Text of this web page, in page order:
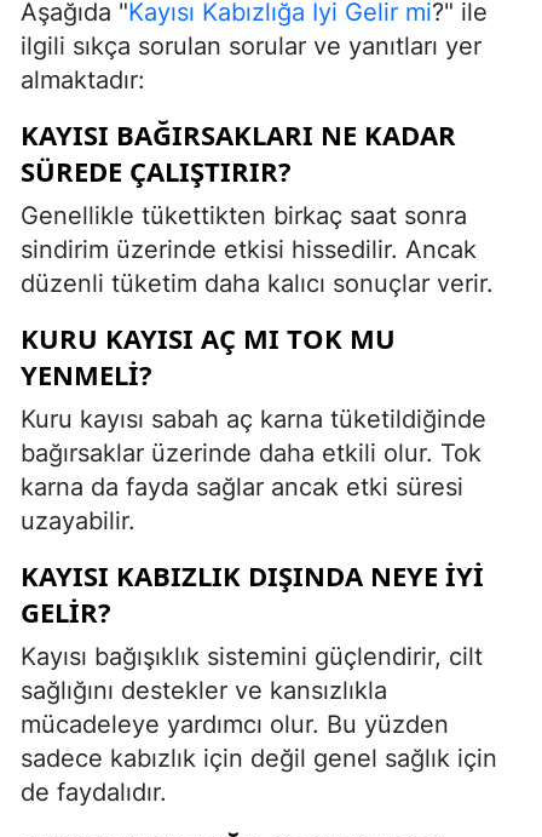
Aşağıda "Kayısı Kabızlığa İyi Gelir mi?" ile
ilgili sıkça sorulan sorular ve yanıtları yer
almaktadır:
KAYISI BAĞIRSAKLARI NE KADAR
SÜREDE ÇALIŞTIRIR?
Genellikle tükettikten birkaç saat sonra
sindirim üzerinde etkisi hissedilir. Ancak
düzenli tüketim daha kalıcı sonuçlar verir.
KURU KAYISI AÇ MI TOK MU
YENMELI?
Kuru kayısı sabah aç karna tüketildiğinde
bağırsaklar üzerinde daha etkili olur. Tok
karna da fayda sağlar ancak etki süresi
uzayabilir.
KAYISI KABIZLIK DIŞINDA NEYE IYI
GELIR?
Kayısı bağışıklık sistemini güçlendirir, cilt
sağlığını destekler ve kansızlıkla
mücadeleye yardımcı olur. Bu yüzden
sadece kabızlık için değil genel sağlık için
de faydalıdır.